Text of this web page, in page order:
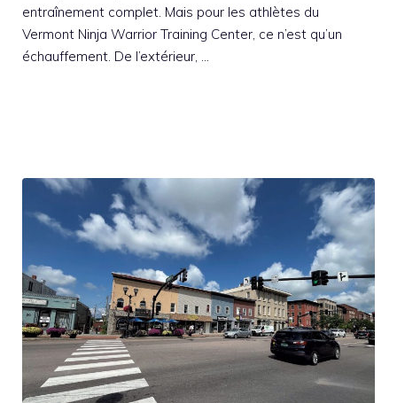
entraînement complet. Mais pour les athlètes du
Vermont Ninja Warrior Training Center, ce n’est qu’un
échauffement. De l’extérieur, …